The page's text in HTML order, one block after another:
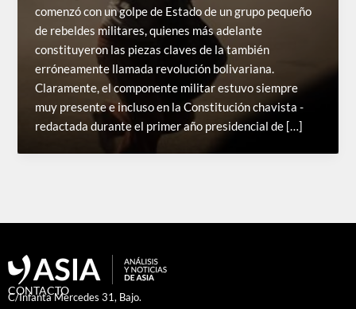
comenzó con un golpe de Estado de un grupo pequeño
de rebeldes militares, quienes más adelante
constituyeron las piezas claves de la también
erróneamente llamada revolución bolivariana.
Claramente, el componente militar estuvo siempre
muy presente e incluso en la Constitución chavista -
redactada durante el primer año presidencial de […]
CONTACTO
C/Infanta Mercedes 31, Bajo.